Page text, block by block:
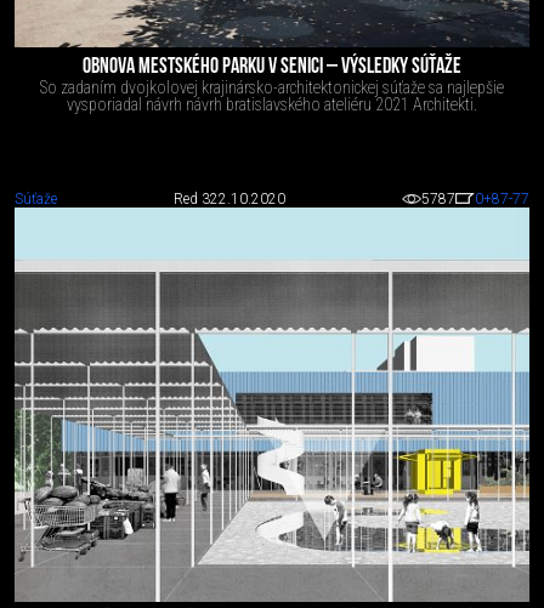
OBNOVA MESTSKÉHO PARKU V SENICI – VÝSLEDKY SÚŤAŽE
So zadaním dvojkolovej krajinársko-architektonickej súťaže sa najlepšie
vysporiadal návrh návrh bratislavského ateliéru 2021 Architekti.
Súťaže Red 322.10.2020 5787 0+87-77